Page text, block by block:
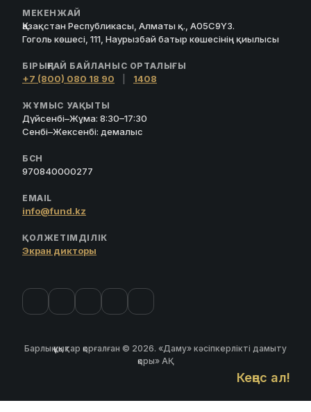
Кеңес ал!
МЕКЕНЖАЙ
Қазақстан Республикасы, Алматы қ., A05C9Y3.
Гоголь көшесі, 111, Наурызбай батыр көшесінің қиылысы
БІРЫҢҒАЙ БАЙЛАНЫС ОРТАЛЫҒЫ
+7 (800) 080 18 90 1408
ЖҰМЫС УАҚЫТЫ
Дүйсенбі–Жұма: 8:30–17:30
Сенбі–Жексенбі: демалыс
БСН
970840000277
EMAIL
info@fund.kz
ҚОЛЖЕТІМДІЛІК
Экран дикторы
Барлық құқықтар қорғалған © 2026. «Даму» кәсіпкерлікті дамыту
қоры» АҚ